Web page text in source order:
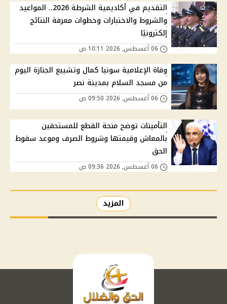
التقديم في أكاديمية الشرطة 2026.. المواعيد
والشروط والاختبارات وخطوات معرفة النتائج
إلكترونيًا
وفاة الإعلامية سونيا كمال وتشييع الجنازة اليوم
من مسجد السلام بمدينة نصر
التأمينات توضح منحة القطع للمستحقين
بالمعاش وقيمتها وشروط الصرف وموعد سقوط
الحق
المزيد